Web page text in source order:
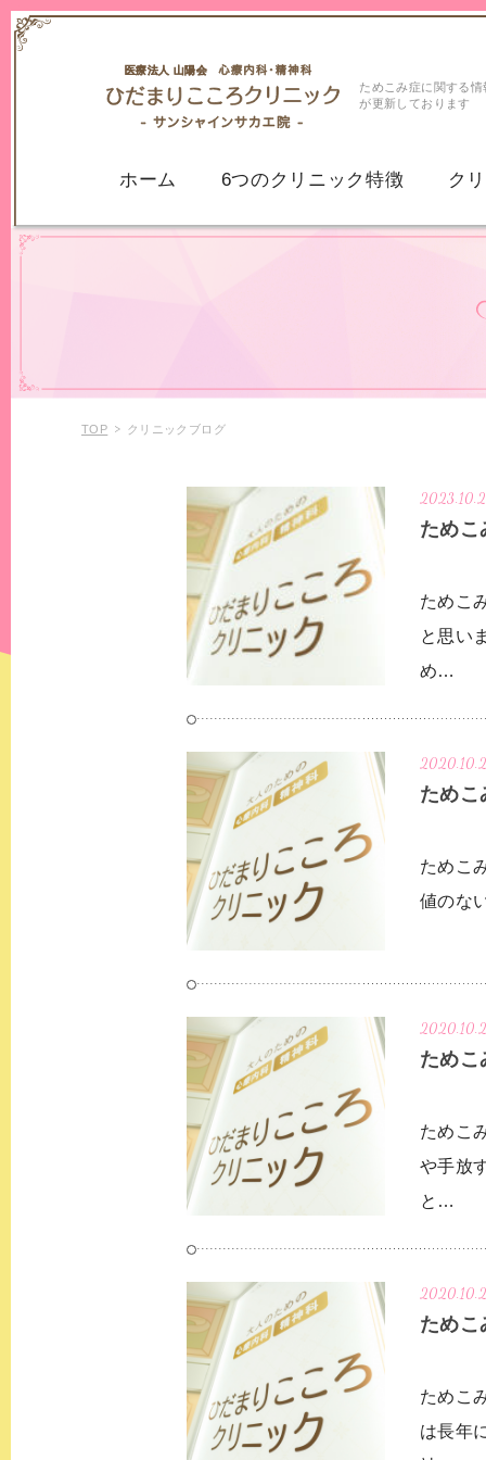
ためこみ症に関する
が更新しております
ホーム 6つのクリニック特徴 ク
気分変調症・
発達障害 大人の発達障害
その他 適応障害
月経前症候群（
TOP クリニックブログ
ためこ
ためこ
と思い
め…
ためこ
ためこ
値のな
ためこ
ためこ
や手放
と…
ためこ
ためこ
は長年